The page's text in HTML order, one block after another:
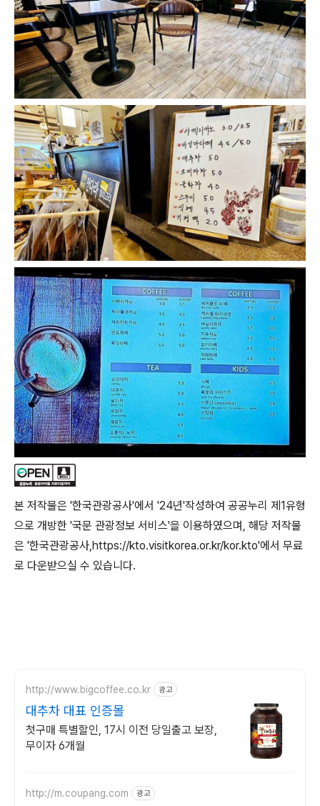
본 저작물은 '한국관광공사'에서 '24년'작성하여 공공누리 제1유형
으로 개방한 '국문 관광정보 서비스'을 이용하였으며, 해당 저작물
은 '한국관광공사,https://kto.visitkorea.or.kr/kor.kto'에서 무료
로 다운받으실 수 있습니다.
http://www.bigcoffee.co.kr 광고
대추차 대표 인증몰
첫구매 특별할인, 17시 이전 당일출고 보장,
무이자 6개월
http://m.coupang.com 광고